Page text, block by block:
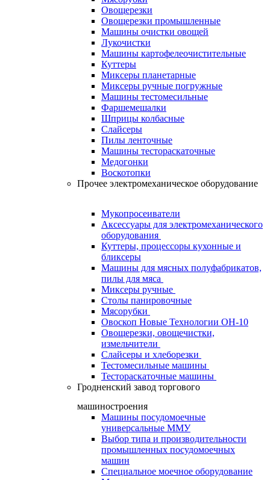
Овощерезки
Овощерезки промышленные
Машины очистки овощей
Лукочистки
Машины картофелеочистительные
Куттеры
Миксеры планетарные
Миксеры ручные погружные
Машины тестомесильные
Фаршемешалки
Шприцы колбасные
Слайсеры
Пилы ленточные
Машины тестораскаточные
Медогонки
Воскотопки
Прочее электромеханическое оборудование
Мукопросеиватели
Аксессуары для электромеханического
оборудования
Куттеры, процессоры кухонные и
бликсеры
Машины для мясных полуфабрикатов,
пилы для мяса
Миксеры ручные
Столы панировочные
Мясорубки
Овоскоп Новые Технологии ОН-10
Овощерезки, овощечистки,
измельчители
Слайсеры и хлеборезки
Тестомесильные машины
Тестораскаточные машины
Гродненский завод торгового
машиностроения
Машины посудомоечные
универсальные ММУ
Выбор типа и производительности
промышленных посудомоечных
машин
Специальное моечное оборудование